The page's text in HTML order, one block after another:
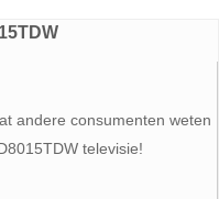
andere consumenten weten
televisie!